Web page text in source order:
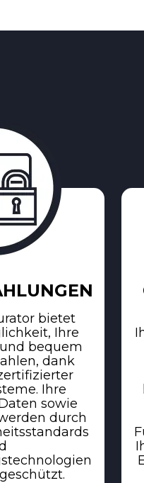
bietet
Ihre
bequem
dank
Ihre
sowie
durch